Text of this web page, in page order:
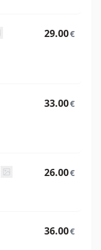
29.00€
33.00€
26.00€
36.00€